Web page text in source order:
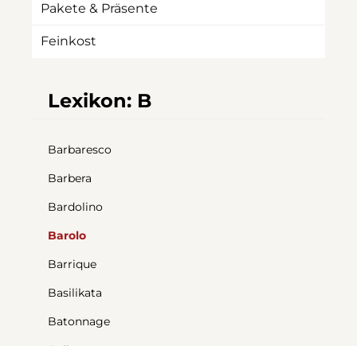
Pakete & Präsente
Feinkost
Lexikon: B
Barbaresco
Barbera
Bardolino
Barolo
Barrique
Basilikata
Batonnage